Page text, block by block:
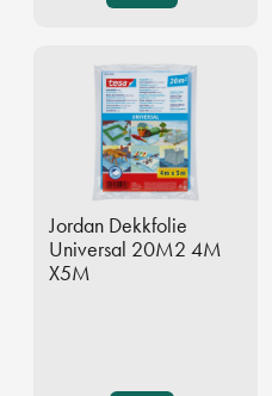
Jordan Dekkfolie
Universal 20M2 4M
X5M